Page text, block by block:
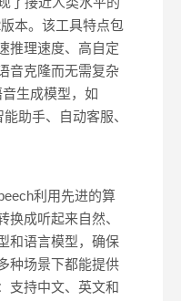
本。该工具特点包
推理速度、高自定
音克隆而无需复杂
生成模型，如
助手、自动客服、
利用先进的算
换成听起来自然、
和语言模型，确保
种场景下都能提供
支持中文、英文和